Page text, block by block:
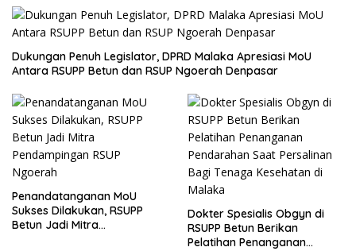
Dukungan Penuh Legislator, DPRD Malaka Apresiasi MoU
Antara RSUPP Betun dan RSUP Ngoerah Denpasar
Penandatanganan MoU
Sukses Dilakukan, RSUPP
Betun Jadi Mitra
Dokter Spesialis Obgyn di
RSUPP Betun Berikan
Pelatihan Penanganan